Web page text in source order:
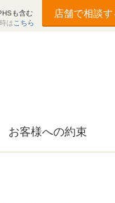
も含む
は こちら
店舗で相談す
お客様への約束